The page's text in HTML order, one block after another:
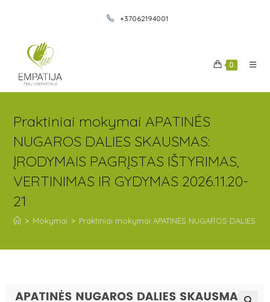
+37062194001
0
Praktiniai mokymai APATINĖS
NUGAROS DALIES SKAUSMAS:
ĮRODYMAIS PAGRĮSTAS IŠTYRIMAS,
VERTINIMAS IR GYDYMAS 2026.11.20-
21
> Mokymai > Praktiniai mokymai APATINĖS NUGAROS DALIES